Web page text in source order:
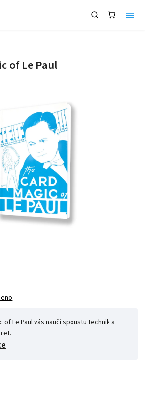
of Le Paul
of Le Paul vás naučí spoustu technik a